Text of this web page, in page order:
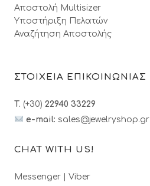
Αποστολή Multisizer
Υποστήριξη Πελατών
Αναζήτηση Αποστολής
ΣΤΟΙΧΕΙΑ ΕΠΙΚΟΙΝΩΝΙΑΣ
T. (+30) 22940 33229
e-mail: sales@jewelryshop.gr
CHAT WITH US!
Messenger Viber